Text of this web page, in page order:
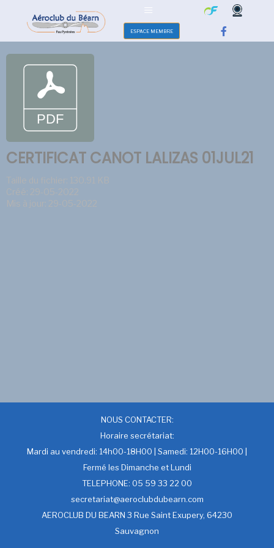
ESPACE MEMBRE
CERTIFICAT CANOT LALIZAS 01JUL21
Taille du fichier: 130.91 KB
Créé: 29-05-2022
Mis à jour: 29-05-2022
NOUS CONTACTER:
Horaire secrétariat:
Mardi au vendredi: 14h00-18H00 | Samedi: 12H00-16H00 |
Fermé les Dimanche et Lundi
TELEPHONE: 05 59 33 22 00
secretariat@aeroclubdubearn.com
AEROCLUB DU BEARN 3 Rue Saint Exupery, 64230
Sauvagnon